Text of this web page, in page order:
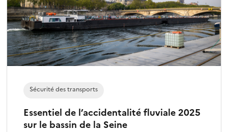
Essentiel de l’accidentalité fluviale 2025
sur le bassin de la Seine
Sécurité des transports